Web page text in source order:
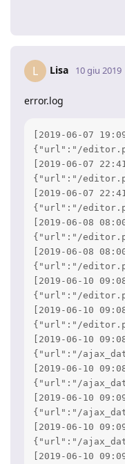
L Lisa 10 giu 2019
error.log
[2019-06-07
{"url":"/
[2019-06-07
{"url":"/
[2019-06-07
{"url":"/
[2019-06-08
{"url":"/
[2019-06-08
{"url":"/
[2019-06-10
{"url":"/
[2019-06-10
{"url":"/
[2019-06-10
{"url":"/
[2019-06-10
{"url":"/
[2019-06-10
{"url":"/
[2019-06-10
{"url":"/
[2019-06-10